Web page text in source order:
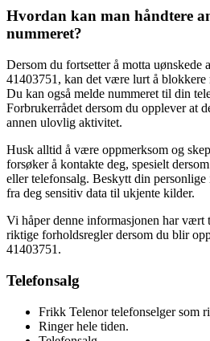
Hvordan kan man håndtere
nummeret?
Dersom du fortsetter å motta uønskede
41403751, kan det være lurt å blokkere
Du kan også melde nummeret til din
Forbrukerrådet dersom du opplever at
annen ulovlig aktivitet.
Husk alltid å være oppmerksom og
forsøker å kontakte deg, spesielt
eller telefonsalg. Beskytt din
fra deg sensitiv data til ukjente kilder.
Vi håper denne informasjonen har vært
riktige forholdsregler dersom du blir
41403751.
Telefonsalg
Frikk Telenor telefonselger som
Ringer hele tiden.